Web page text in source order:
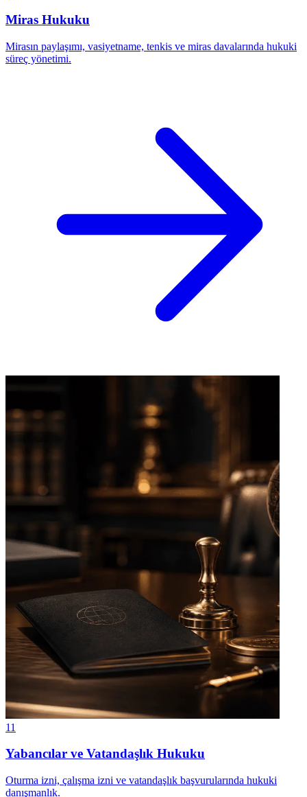
Miras Hukuku
Mirasın paylaşımı, vasiyetname, tenkis ve miras davalarında hukuki
süreç yönetimi.
11
Yabancılar ve Vatandaşlık Hukuku
Oturma izni, çalışma izni ve vatandaşlık başvurularında hukuki
danışmanlık.